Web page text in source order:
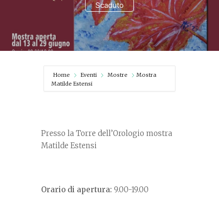
Scaduto
Home Eventi Mostre
Mostra
Matilde Estensi
Presso la Torre dell’Orologio mostra
Matilde Estensi
Orario di apertura: 9.00-19.00